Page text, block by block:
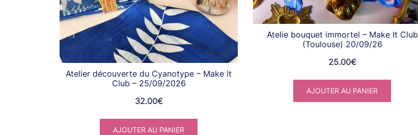
Atelier découverte du Cyanotype – Make it
Club – 25/09/2026
32.00€
AJOUTER AU PANIER
Atelie bouquet immortel – Make It Club
(Toulouse) 20/09/26
25.00€
AJOUTER AU PANIER